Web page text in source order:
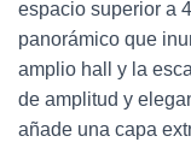
espacio superior a
panorámico que
amplio hall y la
de amplitud y
añade una capa